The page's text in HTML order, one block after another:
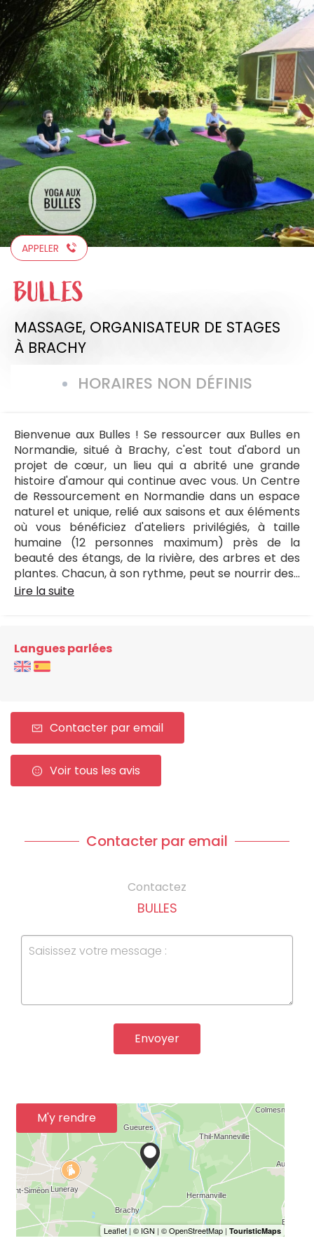
Aller
au
contenu
principal
APPELER
BULLES
MASSAGE, ORGANISATEUR DE STAGES
À BRACHY
HORAIRES NON DÉFINIS
Bienvenue aux Bulles ! Se ressourcer aux Bulles en
Normandie, situé à Brachy, c'est tout d'abord un
projet de cœur, un lieu qui a abrité une grande
histoire d'amour qui continue avec vous. Un Centre
de Ressourcement en Normandie dans un espace
naturel et unique, relié aux saisons et aux éléments
où vous bénéficiez d'ateliers privilégiés, à taille
humaine (12 personnes maximum) près de la
beauté des étangs, de la rivière, des arbres et des
plantes. Chacun, à son rythme, peut se nourrir des...
Lire la suite
Langues parlées
Contacter par email
Voir tous les avis
Contacter par email
Contactez
BULLES
Envoyer
M'y rendre